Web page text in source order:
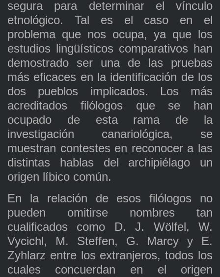
segura para determinar el vínculo
etnológico. Tal es el caso en el
problema que nos ocupa, ya que los
estudios lingüísticos comparativos han
demostrado ser una de las pruebas
más eficaces en la identificación de los
dos pueblos implicados. Los más
acreditados filólogos que se han
ocupado de esta rama de la
investigación canariológica, se
muestran contestes en reconocer a las
distintas hablas del archipiélago un
origen líbico común.
En la relación de esos filólogos no
pueden omitirse nombres tan
cualificados como D. J. Wölfel, W.
Vycichl, M. Steffen, G. Marcy y E.
Zyhlarz entre los extranjeros, todos los
cuales concuerdan en el origen